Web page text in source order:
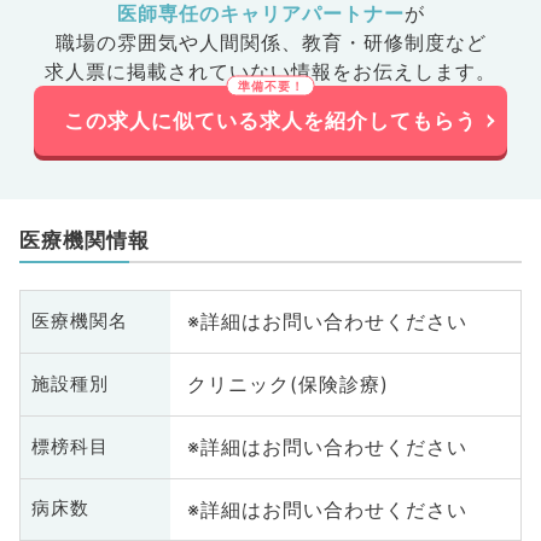
医師専任のキャリアパートナーが
職場の雰囲気や人間関係、 教育・研修制度など
求人票に掲載されていない情報をお伝えします。
この求人に似ている求人を紹介してもらう
医療機関情報
医療機関名 ※詳細はお問い合わせください
施設種別 クリニック(保険診療)
標榜科目 ※詳細はお問い合わせください
病床数 ※詳細はお問い合わせください